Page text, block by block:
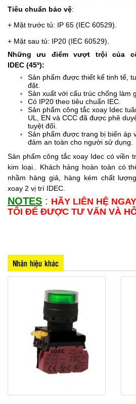
Tiêu chuẩn bảo vệ:
+ Mặt trước tủ: IP 65 (IEC 60529).
+ Mặt sau tủ: IP20 (IEC 60529).
Những ưu điểm vượt trội của
IDEC (45º):
Sản phẩm được thiết kế tinh tế,
đặt.
Sản xuất với cấu trúc chống làm
Có IP20 theo tiêu chuẩn IEC.
Sản phẩm công tắc xoay Idec
UL, EN và CCC đã được phê
tuyệt đối.
Sản phẩm được trang bị biến áp
đảm an toàn cho người sử dụng.
Sản phẩm công tắc xoay Idec có viền
kim loại.. Khách hàng hoàn toàn có
nhầm hàng giả, hàng kém chất
xoay 2 vị trí IDEC.
NOTES : HÃY LIÊN HỆ
TÔI ĐỂ ĐƯỢC TƯ VẤN VÀ
Nhãn hiệu khác